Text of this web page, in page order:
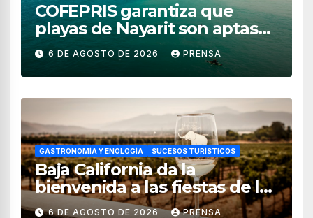
COFEPRIS garantiza que
playas de Nayarit son aptas
para uso recreativo
6 DE AGOSTO DE 2026 PRENSA
GASTRONOMÍA Y ENOLOGÍA SUCESOS TURÍSTICOS
Baja California da la
bienvenida a las fiestas de la
vendimia 2026
6 DE AGOSTO DE 2026 PRENSA